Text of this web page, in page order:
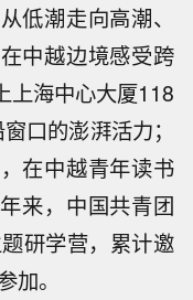
低潮走向高潮、
中越边境感受跨
上海中心大厦118
口的澎湃活力；
在中越青年读书
来，中国共青团
研学营，累计邀
。